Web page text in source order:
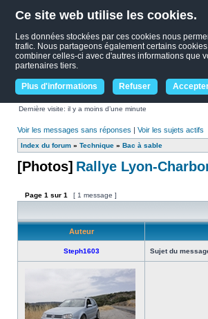
Ce site web utilise les cookies.
Les données stockées par ces cookies nous
trafic. Nous partageons également certains
combiner celles-ci avec d'autres informations que
partenaires tiers.
Plus d'informations Refuser
Dernière visite: il y a moins d’une minute
Voir les messages sans réponses | Voir les sujets actifs
Index du forum » Technique » Bac à sable
[Photos] Rallye Lyon-
Page 1 sur 1 [ 1 message ]
Auteur
Steph1603 Sujet du